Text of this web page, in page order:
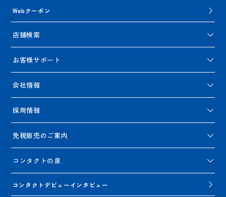
Webクーポン
店舗検索
お客様サポート
会社情報
採用情報
免税販売のご案内
コンタクトの泉
コンタクトデビューインタビュー